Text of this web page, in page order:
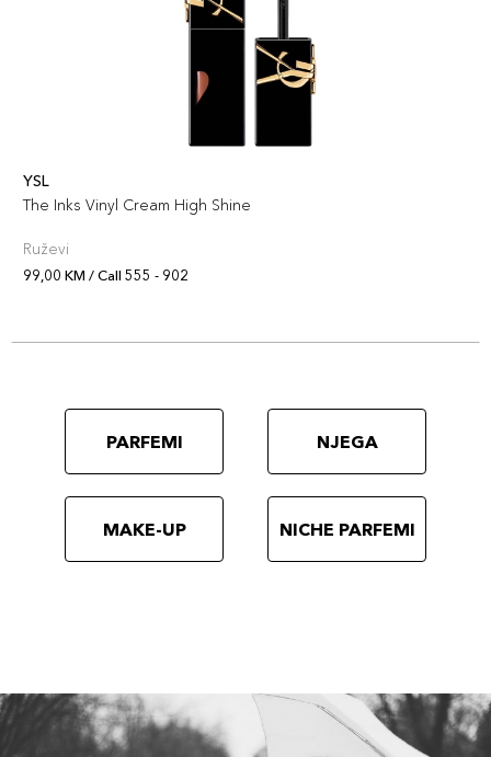
YSL
The Inks Vinyl Cream High Shine
Ruževi
99,00 KM / Call 555 - 902
PARFEMI NJEGA
MAKE-UP NICHE PARFEMI